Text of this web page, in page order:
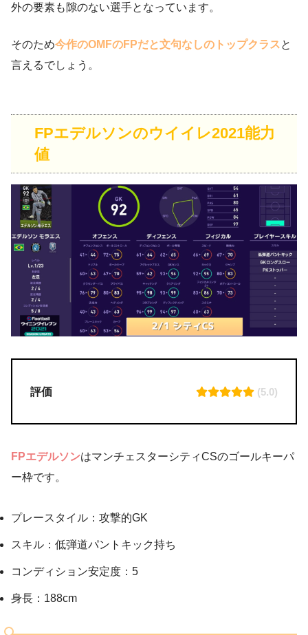
外の要素も隙のない選手となっています。
そのため今作のOMFのFPだと文句なしのトップクラス と
言えるでしょう。
FPエデルソンのウイイレ2021能力
値
評価 (5.0)
FPエデルソンはマンチェスターシティCSのゴールキーパ
ー枠です。
プレースタイル：攻撃的GK
スキル：低弾道パントキック持ち
コンディション安定度：5
身長：188cm